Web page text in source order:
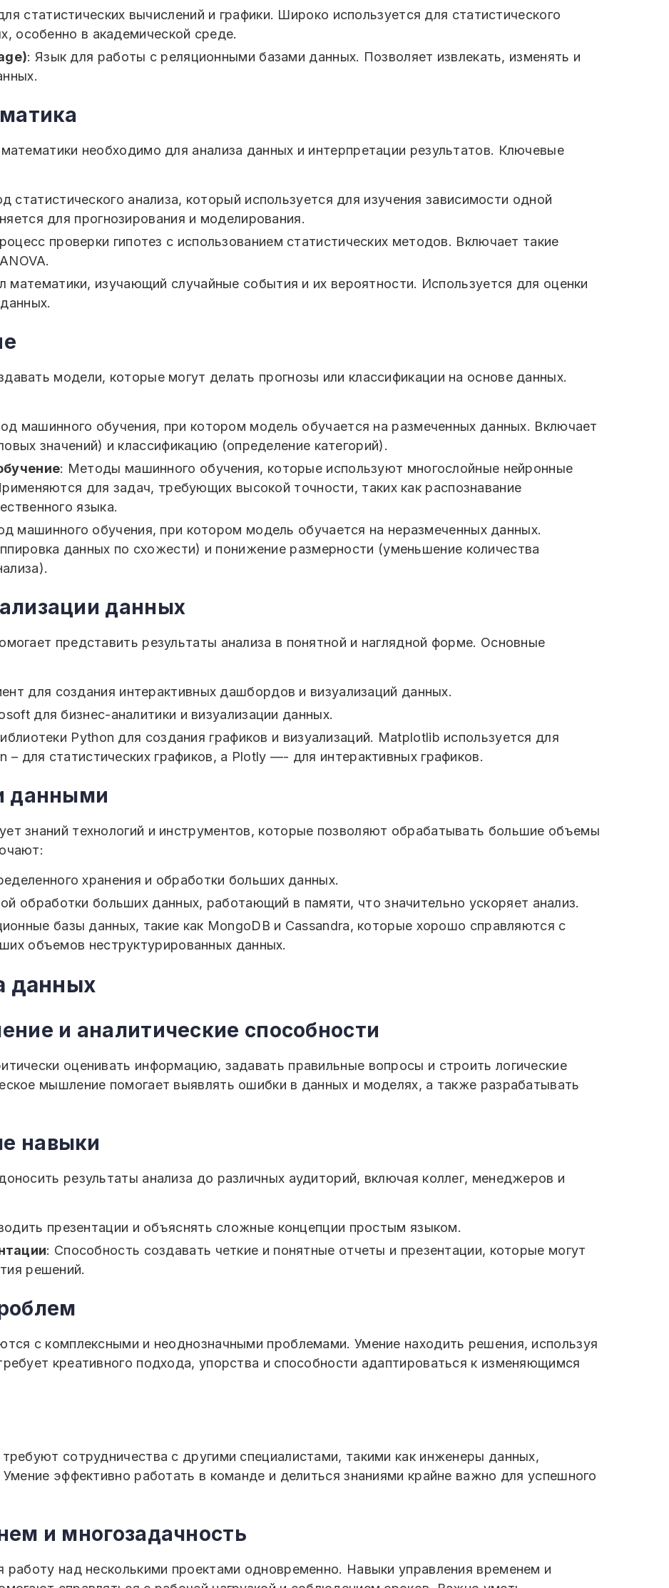
статистических вычислений и графики. Широко используется для статистического
особенно в академической среде.
: Язык для работы с реляционными базами данных. Позволяет извлекать, изменять и
необходимо для анализа данных и интерпретации результатов. Ключевые
статистического анализа, который используется для изучения зависимости одной
для прогнозирования и моделирования.
проверки гипотез с использованием статистических методов. Включает такие
математики, изучающий случайные события и их вероятности. Используется для оценки
модели, которые могут делать прогнозы или классификации на основе данных.
машинного обучения, при котором модель обучается на размеченных данных. Включает
значений) и классификацию (определение категорий).
: Методы машинного обучения, которые используют многослойные нейронные
для задач, требующих высокой точности, таких как распознавание
языка.
машинного обучения, при котором модель обучается на неразмеченных данных.
данных по схожести) и понижение размерности (уменьшение количества
данных
представить результаты анализа в понятной и наглядной форме. Основные
для создания интерактивных дашбордов и визуализаций данных.
для бизнес-аналитики и визуализации данных.
Python для создания графиков и визуализаций. Matplotlib используется для
– для статистических графиков, а Plotly —- для интерактивных графиков.
данными
знаний технологий и инструментов, которые позволяют обрабатывать большие объемы
хранения и обработки больших данных.
обработки больших данных, работающий в памяти, что значительно ускоряет анализ.
базы данных, такие как MongoDB и Cassandra, которые хорошо справляются с
объемов неструктурированных данных.
данных
и аналитические способности
оценивать информацию, задавать правильные вопросы и строить логические
мышление помогает выявлять ошибки в данных и моделях, а также разрабатывать
навыки
результаты анализа до различных аудиторий, включая коллег, менеджеров и
презентации и объяснять сложные концепции простым языком.
: Способность создавать четкие и понятные отчеты и презентации, которые могут
решений.
с комплексными и неоднозначными проблемами. Умение находить решения, используя
креативного подхода, упорства и способности адаптироваться к изменяющимся
сотрудничества с другими специалистами, такими как инженеры данных,
Умение эффективно работать в команде и делиться знаниями крайне важно для успешного
и многозадачность
работу над несколькими проектами одновременно. Навыки управления временем и